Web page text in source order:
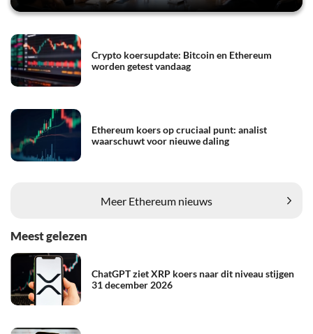
Crypto koersupdate: Bitcoin en Ethereum
worden getest vandaag
Ethereum koers op cruciaal punt: analist
waarschuwt voor nieuwe daling
Meer Ethereum nieuws
Meest gelezen
ChatGPT ziet XRP koers naar dit niveau stijgen
31 december 2026